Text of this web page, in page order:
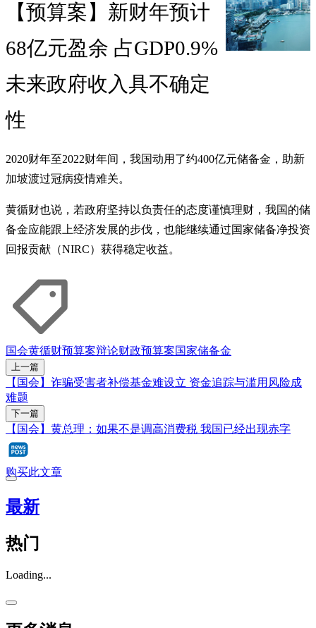
【预算案】新财年预计
68亿元盈余 占GDP0.9%
未来政府收入具不确定
性
2020财年至2022财年间，我国动用了约400亿元储备金，助新
加坡渡过冠病疫情难关。
黄循财也说，若政府坚持以负责任的态度谨慎理财，我国的储
备金应能跟上经济发展的步伐，也能继续通过国家储备净投资
回报贡献（NIRC）获得稳定收益。
国会黄循财预算案辩论财政预算案国家储备金
上一篇
【国会】诈骗受害者补偿基金难设立 资金追踪与滥用风险成
难题
下一篇
【国会】黄总理：如果不是调高消费税 我国已经出现赤字
购买此文章
最新
热门
Loading...